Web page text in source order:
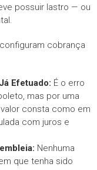
possuir lastro — ou
cobrança
Efetuado: É o erro
mas por uma
consta como em
com juros e
Nenhuma
que tenha sido